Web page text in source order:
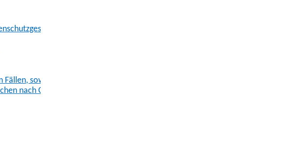
sowie der Art der Arbeit und dem Arbeitstempo
nach ChemVerbotsV sowie Änderungsanzeigen bei Wechsel der